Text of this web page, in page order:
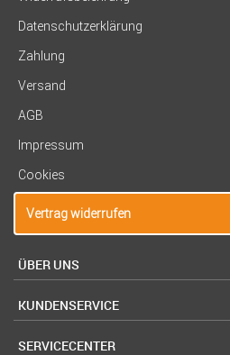
Datenschutzerklärung
Zahlung
Versand
AGB
Impressum
Cookies
Vertrag widerrufen
ÜBER UNS
KUNDENSERVICE
SERVICECENTER